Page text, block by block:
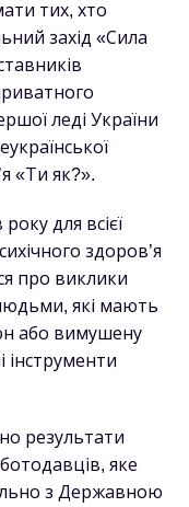
тих, хто
захід «Сила
леді України
«Ти як?».
для всієї
здоров’я
про виклики
які мають
або вимушену
інструменти
результати
яке
з Державною